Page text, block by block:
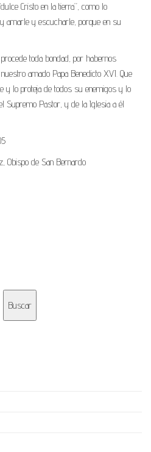
Cristo en la tierra”, como lo
y amarle y escucharle, porque en su
toda bondad, por habernos
amado Papa Benedicto XVI. Que
y lo proteja de todos su enemigos y lo
Supremo Pastor, y de la Iglesia a él
Obispo de San Bernardo
Buscar